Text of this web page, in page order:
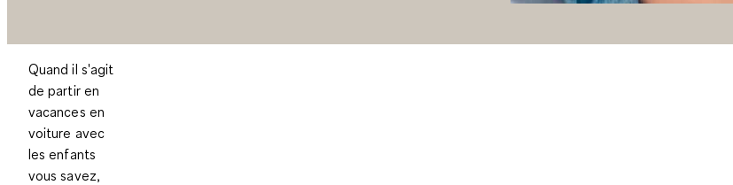
Quand il s'agit
de partir en
vacances en
voiture avec
les enfants
vous savez,